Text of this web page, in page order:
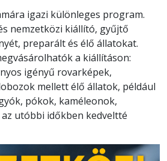
igazi különleges program.
nemzetközi kiállító, gyűjtő
preparált és élő állatokat.
a kiállításon:
igényű rovarképek,
mellett élő állatok, például
pókok, kaméleonok,
utóbbi időkben kedveltté